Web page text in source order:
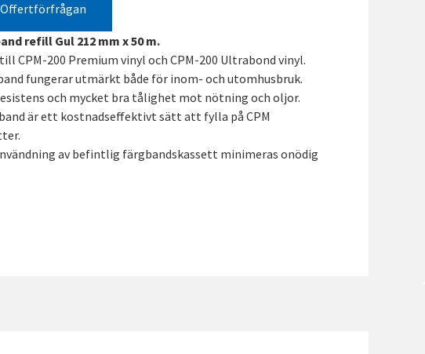
refill Gul 212 mm x 50 m.
CPM-200 Premium vinyl och CPM-200 Ultrabond vinyl.
fungerar utmärkt både för inom- och utomhusbruk.
och mycket bra tålighet mot nötning och oljor.
är ett kostnadseffektivt sätt att fylla på CPM
av befintlig färgbandskassett minimeras onödig